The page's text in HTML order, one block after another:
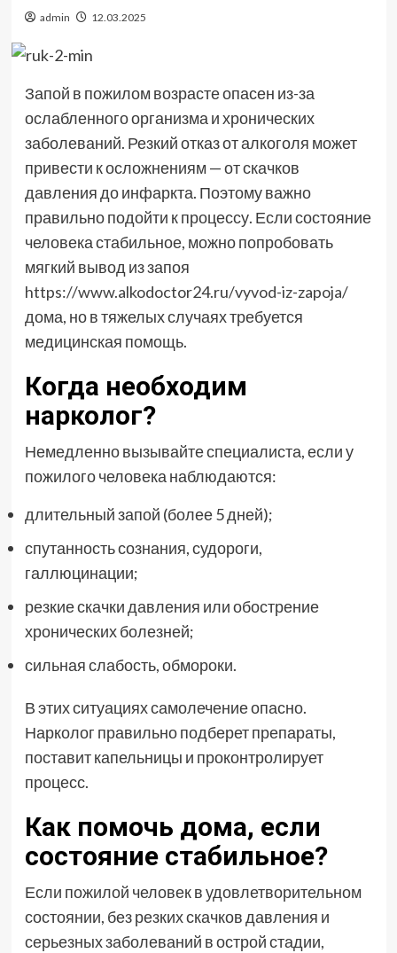
admin 12.03.2025
Запой в пожилом возрасте опасен из-за
ослабленного организма и хронических
заболеваний. Резкий отказ от алкоголя может
привести к осложнениям — от скачков
давления до инфаркта. Поэтому важно
правильно подойти к процессу. Если состояние
человека стабильное, можно попробовать
мягкий вывод из запоя
https://www.alkodoctor24.ru/vyvod-iz-zapoja/
дома, но в тяжелых случаях требуется
медицинская помощь.
Когда необходим
нарколог?
Немедленно вызывайте специалиста, если у
пожилого человека наблюдаются:
длительный запой (более 5 дней);
спутанность сознания, судороги,
галлюцинации;
резкие скачки давления или обострение
хронических болезней;
сильная слабость, обмороки.
В этих ситуациях самолечение опасно.
Нарколог правильно подберет препараты,
поставит капельницы и проконтролирует
процесс.
Как помочь дома, если
состояние стабильное?
Если пожилой человек в удовлетворительном
состоянии, без резких скачков давления и
серьезных заболеваний в острой стадии,